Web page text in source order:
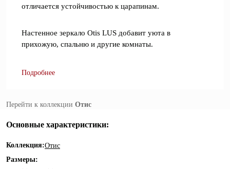
отличается устойчивостью к царапинам.
Настенное зеркало Otis LUS добавит уюта в
прихожую, спальню и другие комнаты.
Подробнее
Перейти к коллекции Отис
Основные характеристики:
Коллекция:Отис
Размеры: